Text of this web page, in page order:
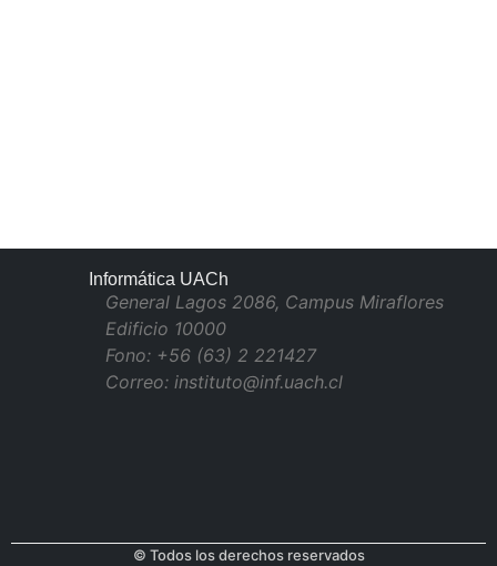
Informática UACh
General Lagos 2086, Campus Miraflores
Edificio 10000
Fono: +56 (63) 2 221427
Correo: instituto@inf.uach.cl
© Todos los derechos reservados